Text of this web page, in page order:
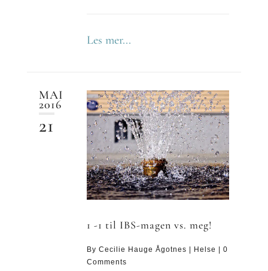
Les mer...
MAI
2016
21
1 -1 til IBS-magen vs. meg!
By Cecilie Hauge Ågotnes | Helse | 0
Comments